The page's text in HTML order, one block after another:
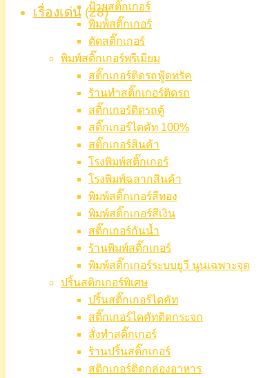
ป้ายสติ๊กเกอร์
พิมพ์สติ๊กเกอร์
ตัดสติ๊กเกอร์
พิมพ์สติ๊กเกอร์พรีเมียม
สติ๊กเกอร์ติดรถฟู้ดทรัค
ร้านทำสติ๊กเกอร์ติดรถ
สติ๊กเกอร์ติดรถตู้
สติ๊กเกอร์ไดคัท 100%
สติ๊กเกอร์สินค้า
โรงพิมพ์สติ๊กเกอร์
โรงพิมพ์ฉลากสินค้า
พิมพ์สติ๊กเกอร์สีทอง
พิมพ์สติ๊กเกอร์สีเงิน
สติ๊กเกอร์กันน้ำ
ร้านพิมพ์สติ๊กเกอร์
พิมพ์สติ๊กเกอร์ระบบยูวี นูนเฉพาะจุด
ปริ้นสติกเกอร์พิเศษ
ปริ้นสติ๊กเกอร์ไดคัท
สติ๊กเกอร์ไดคัทติดกระจก
สั่งทำสติ๊กเกอร์
ร้านปริ้นสติ๊กเกอร์
สติกเกอร์ติดกล่องอาหาร
เรื่องเด่น (28)